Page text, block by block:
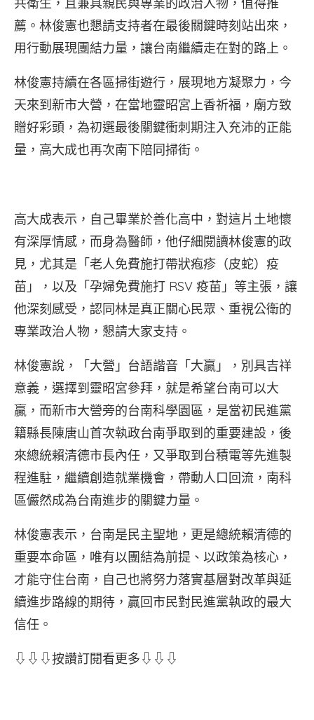
薦。林俊憲也懇請支持者在最後關鍵時刻站出來，
用行動展現團結力量，讓台南繼續走在對的路上。
林俊憲持續在各區掃街遊行，展現地方凝聚力，今
天來到新市大營，在當地靈昭宮上香祈福，廟方致
贈好彩頭，為初選最後關鍵衝刺期注入充沛的正能
量，高大成也再次南下陪同掃街。
高大成表示，自己畢業於善化高中，對這片土地懷
有深厚情感，而身為醫師，他仔細閱讀林俊憲的政
見，尤其是「老人免費施打帶狀疱疹（皮蛇）疫
苗」，以及「孕婦免費施打 RSV 疫苗」等主張，讓
他深刻感受，認同林是真正關心民眾、重視公衛的
專業政治人物，懇請大家支持。
林俊憲說，「大營」台語諧音「大贏」，別具吉祥
意義，選擇到靈昭宮參拜，就是希望台南可以大
贏，而新市大營旁的台南科學園區，是當初民進黨
籍縣長陳唐山首次執政台南爭取到的重要建設，後
來總統賴清德市長內任，又爭取到台積電等先進製
程進駐，繼續創造就業機會，帶動人口回流，南科
區儼然成為台南進步的關鍵力量。
林俊憲表示，台南是民主聖地，更是總統賴清德的
重要本命區，唯有以團結為前提、以政策為核心，
才能守住台南，自己也將努力落實基層對改革與延
續進步路線的期待，贏回市民對民進黨執政的最大
信任。
⇩⇩⇩按讚訂閱看更多⇩⇩⇩